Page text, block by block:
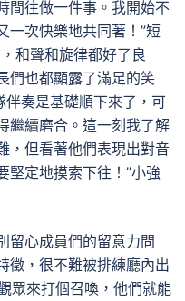
間往做一件事。我開始不
一次快樂地共同著！”短
和聲和旋律都好了良
們也都顯露了滿足的笑
伴奏是基礎順下來了，可
繼續磨合。這一刻我了解
，但看著他們表現出對音
堅定地摸索下往！”小強
留心成員們的留意力問
徵，很不難被排練廳內出
眾來打個召喚，他們就能